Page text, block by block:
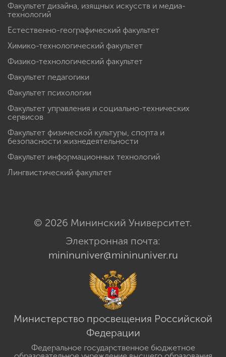
Факультет дизайна, изящных искусств и медиа-
технологий
Естественно-географический факультет
Химико-технологический факультет
Физико-технологический факультет
Факультет педагогики
Факультет психологии
Факультет управления и социально-технических
сервисов
Факультет физической культуры, спорта и
безопасности жизнедеятельности
Факультет информационных технологий
Лингвистический факультет
© 2026 Мининский Университет.
Электронная почта:
mininuniver@mininuniver.ru
Министерство просвещения Российской
Федерации
Федеральное государственное бюджетное